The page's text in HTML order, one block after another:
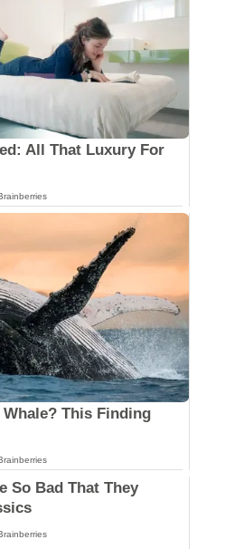
All That Luxury For
This Finding
So Bad That They